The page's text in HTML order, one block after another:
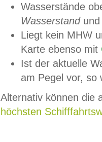
Wasserstände
Wasserstandund
Liegt kein MHW
Karte ebenso mit
Ist der aktuelle
am Pegel vor,
Alternativ können die
höchsten